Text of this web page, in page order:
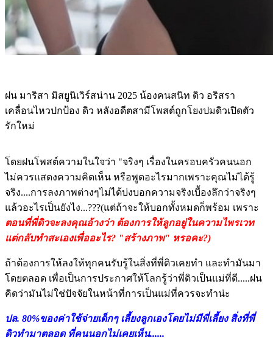
ฝน มาริสา มิสยูนิเวิร์สน่าน 2025 น้องคนสนิท ดิว อริสรา
เคลื่อนไหวปกป้อง ดิว หลังอดีตสามีโพสต์ถูกโยงปมดิวเปิดตัว
รักใหม่
โดยฝนโพสต์ความในใจว่า "จริงๆ เรื่องในครอบครัวคนนอก
ไม่ควรแสดงความคิดเห็น หรือพูดอะไรมากเพราะคุณไม่ได้รู้
จริง....การลงภาพต่างๆไม่ได้บ่งบอกความจริงเบื้องลึกว่าจริงๆ
แล้วอะไรเป็นยังไง...???(แต่ถ้าจะให้บอกทั้งหมดก็พร้อม เพราะ
ตอนที่พี่ดิวจะลงคุณอ้างว่า ต้องการให้ลูกอยู่ในความไพรเวท
แต่กลับทำสะเองเพื่ออะไร? "สร้างภาพ" หรอคะ?)
ถ้าต้องการให้ลงให้ทุกคนรับรู้ในสิ่งที่พี่ดิวเคยทำ และทำมันมา
โดยตลอด เพื่อเป็นการประกาศให้โลกรู้ว่าพี่ดิวเป็นแม่ที่ดี.....ฝน
คิดว่ามันไม่ใช่ปัจจัยในหน้าที่การเป็นแม่ที่ควรจะทำน่ะ
ปล. 80%ของค่าใช้จ่ายเด็กๆ เลี้ยงลูกเองโดยไม่มีพี่เลี้ยง สิ่งที่พี่
ดิวทำมาตลอด ที่คนนอกไม่เคยเห็น......